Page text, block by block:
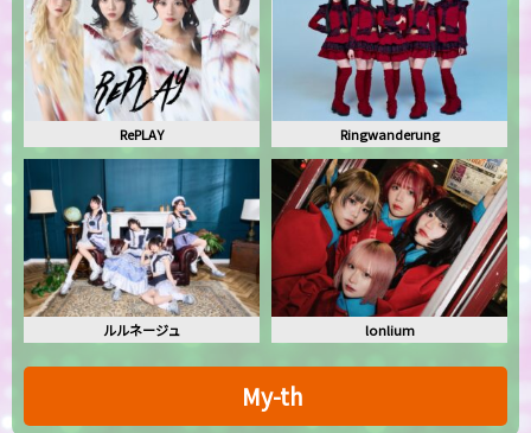
RePLAY Ringwanderung
ルルネージュ lonlium
My-th